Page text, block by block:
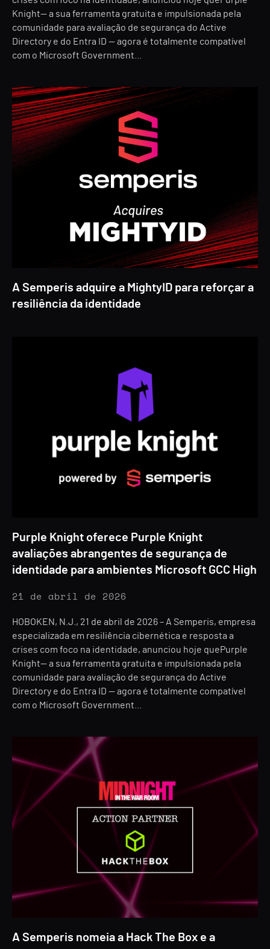
Knight— a sua ferramenta gratuita e impulsionada pela
comunidade para avaliação de segurança do Active
Directory e do Entra ID — agora é totalmente compatível
com o Microsoft Government…
A Semperis adquire a MightyID para reforçar a
resiliência da identidade
Purple Knight oferece Purple Knight
avaliações abrangentes de segurança de
identidade para ambientes Microsoft GCC High
21 de abril de 2026
HOBOKEN, N.J., 21 de abril de 2026 – A Semperis, empresa
especializada em resiliência cibernética e resposta a
crises com foco na identidade, anunciou hoje quePurple
Knight— a sua ferramenta gratuita e impulsionada pela
comunidade para avaliação de segurança do Active
Directory e do Entra ID — agora é totalmente compatível
com o Microsoft Government…
A Semperis nomeia a Hack The Box e a